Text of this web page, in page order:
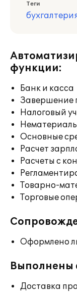
Теги
функции:
Банк и касса
Завершение
Налоговый
Основные
Расчет
Расчеты с
Товарно-
Торговые
Оформлено
Выполнены
Доставка